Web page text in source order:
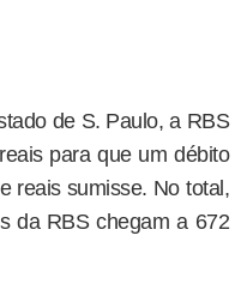
de S. Paulo, a RBS
para que um débito
reais sumisse. No total,
da RBS chegam a 672